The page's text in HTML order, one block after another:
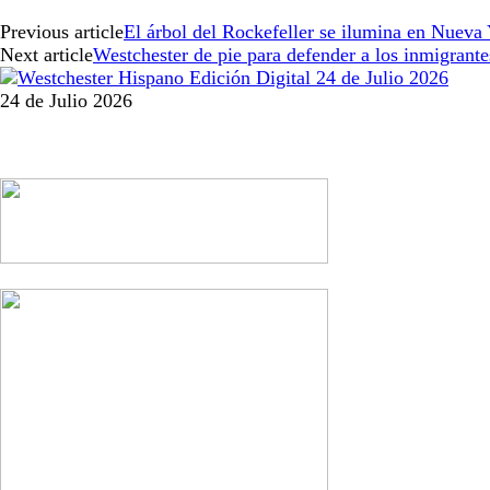
Previous articleEl árbol del Rockefeller se ilumina en Nueva
Next articleWestchester de pie para defender a los
24 de Julio 2026